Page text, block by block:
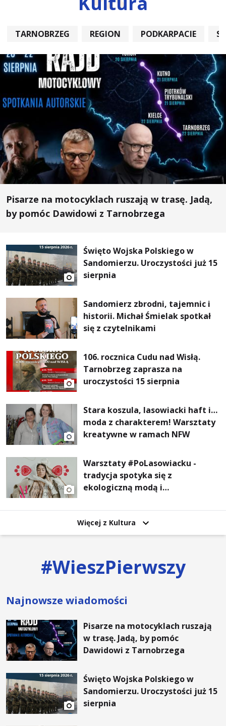
TARNOBRZEG REGION PODKARPACIE
Pisarze na motocyklach ruszają w trasę. Jadą,
by pomóc Dawidowi z Tarnobrzega
Święto Wojska Polskiego w
Sandomierzu. Uroczystości już 15
sierpnia
Sandomierz zbrodni, tajemnic i
historii. Michał Śmielak spotkał
się z czytelnikami
106. rocznica Cudu nad Wisłą.
Tarnobrzeg zaprasza na
uroczystości 15 sierpnia
Stara koszula, lasowiacki haft i…
moda z charakterem! Warsztaty
kreatywne w ramach NFW
Warsztaty #PoLasowiacku -
tradycja spotyka się z
ekologiczną modą i
Więcej z Kultura
#WieszPierwszy
Najnowsze wiadomości
Pisarze na motocyklach ruszają
w trasę. Jadą, by pomóc
Dawidowi z Tarnobrzega
Święto Wojska Polskiego w
Sandomierzu. Uroczystości już 15
sierpnia